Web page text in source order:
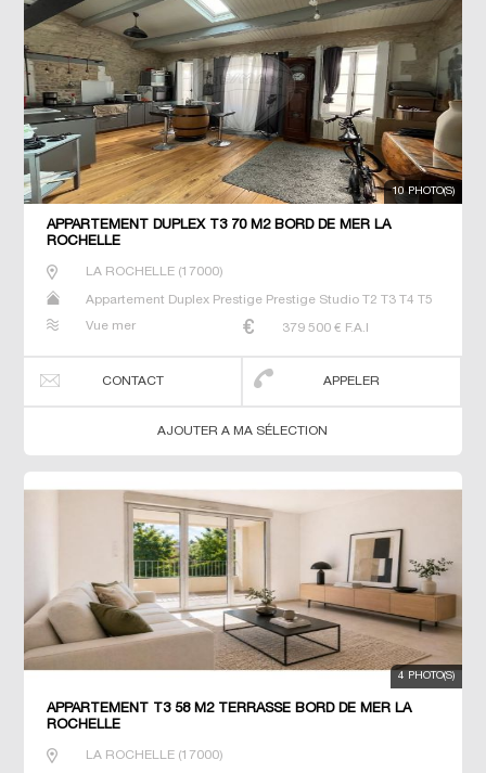
10 PHOTO(S)
APPARTEMENT DUPLEX T3 70 M2 BORD DE MER LA
ROCHELLE
LA ROCHELLE(17000)
Appartement Duplex Prestige Prestige Studio T2 T3 T4 T5
Vue mer
379 500 € F.A.I
CONTACT APPELER
AJOUTER A MA SÉLECTION
4 PHOTO(S)
APPARTEMENT T3 58 M2 TERRASSE BORD DE MER LA
ROCHELLE
LA ROCHELLE(17000)